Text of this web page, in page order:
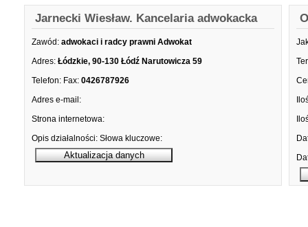
Jarnecki Wiesław. Kancelaria adwokacka
Zawód: adwokaci i radcy prawni Adwokat
Adres: Łódzkie, 90-130 Łódź Narutowicza 59
Telefon: Fax: 0426787926
Adres e-mail:
Strona internetowa:
Opis działalności: Słowa kluczowe: